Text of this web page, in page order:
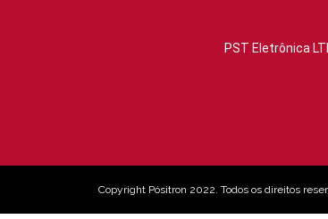
PST Eletrônica
Copyright Pósitron 2022. Todos os direitos